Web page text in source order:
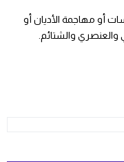
أو مهاجمة الأديان أو
والعنصري والشتائم.